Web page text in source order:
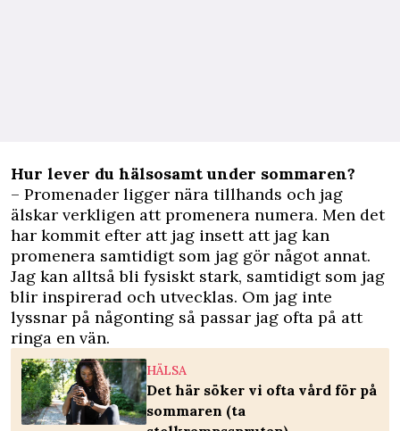
Hur lever du hälsosamt under sommaren?
– Promenader ligger nära tillhands och jag
älskar verkligen att promenera numera. Men det
har kommit efter att jag insett att jag kan
promenera samtidigt som jag gör något annat.
Jag kan alltså bli fysiskt stark, samtidigt som jag
blir inspirerad och utvecklas. Om jag inte
lyssnar på någonting så passar jag ofta på att
ringa en vän.
HÄLSA
Det här söker vi ofta vård för på
sommaren (ta